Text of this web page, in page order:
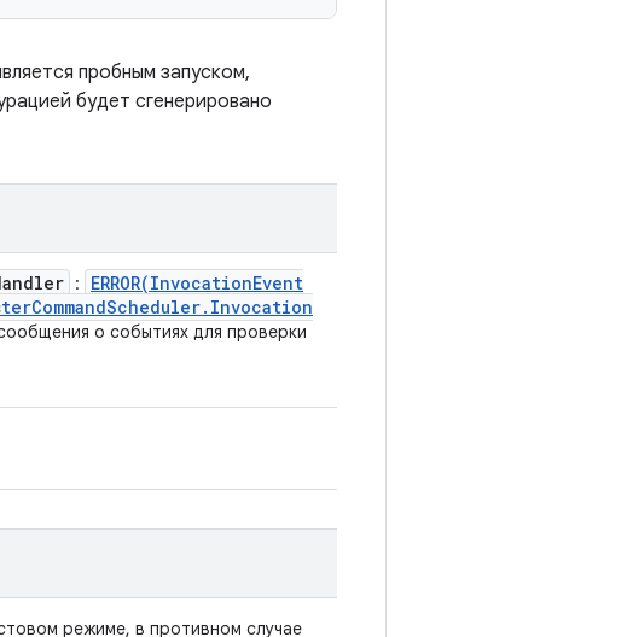
пробным запуском,
будет сгенерировано
: ERROR(InvocationEvent
CommandScheduler. Invocation
о событиях для проверки
режиме, в противном случае